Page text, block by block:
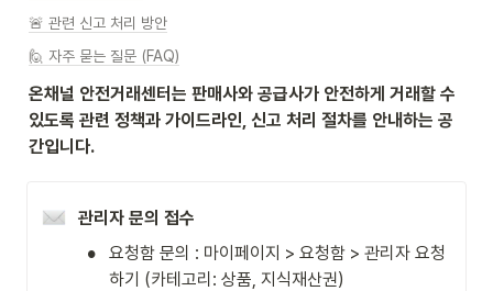
🚨 관련 신고 처리 방안
🙋 자주 묻는 질문 (FAQ)
온채널 안전거래센터는 판매사와 공급사가 안전하게 거래할 수
있도록 관련 정책과 가이드라인, 신고 처리 절차를 안내하는 공
간입니다.
관리자 문의 접수
•
요청함 문의 : 마이페이지 > 요청함 > 관리자 요청
하기 (카테고리: 상품, 지식재산권)